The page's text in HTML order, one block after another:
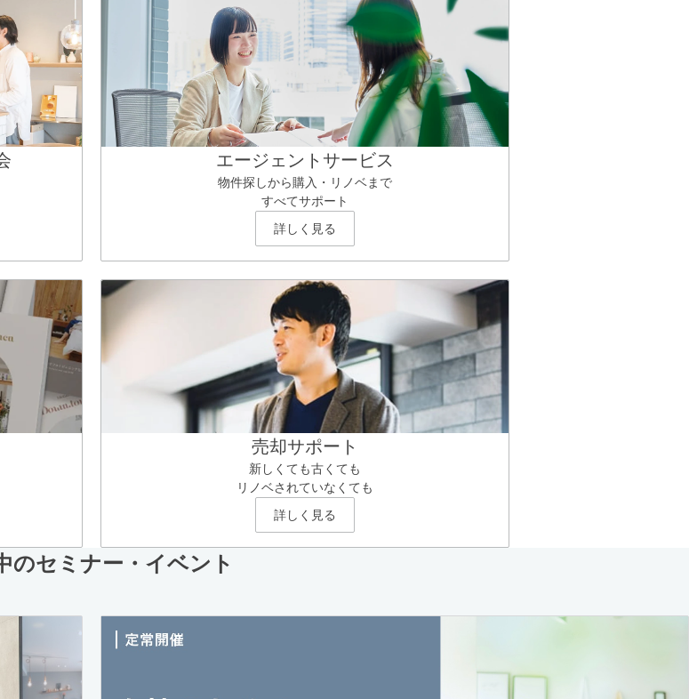
エージェントサービス
物件探しから購入・リノベまで
すべてサポート
詳しく見る
売却サポート
新しくても古くても
リノベされていなくても
詳しく見る
のセミナー・イベント